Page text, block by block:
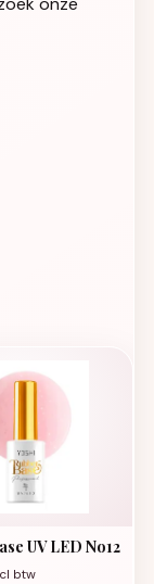
UV LED No12
btw